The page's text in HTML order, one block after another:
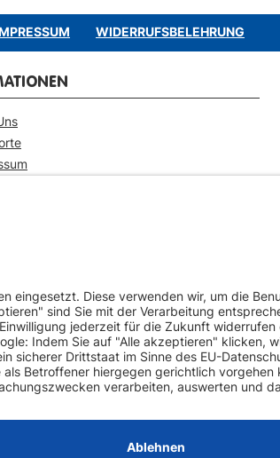
WIDERRUFSBELEHRUNG
mit Gewährleistung
Fahrzeug-Demontagebetrieb
Werkstattentsorgungen
Versand (auf Anfrage)
20 Jahre Erfahrung